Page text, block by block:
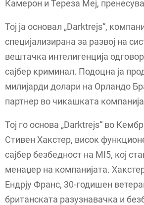
Камерон и Тереза ​​Меј,
Тој ја основал „Darktrejs“,
специјализирана за развој на
вештачка интелигенција
сајбер криминал. Подоцна ја
милијарди долари на Орландо
партнер во чикашката
Тој го основа „Darktrejs“ во
Стивен Хакстер, висок
сајбер безбедност на MI5, кој
менаџер на компанијата.
Ендрју Франс, 30-годишен
британската разузнавачка и